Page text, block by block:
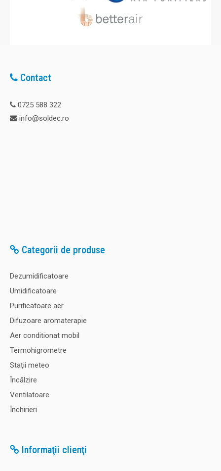
Contact
0725 588 322
info@soldec.ro
Categorii de produse
Dezumidificatoare
Umidificatoare
Purificatoare aer
Difuzoare aromaterapie
Aer conditionat mobil
Termohigrometre
Staţii meteo
Încălzire
Ventilatoare
Închirieri
Informaţii clienţi